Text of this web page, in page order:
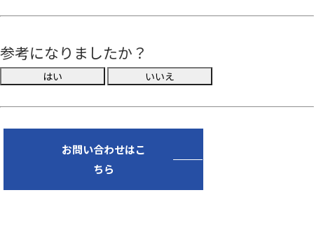
参考になりましたか？
お問い合わせはこ
ちら